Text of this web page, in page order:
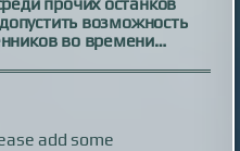
возможность
во времени…
add some